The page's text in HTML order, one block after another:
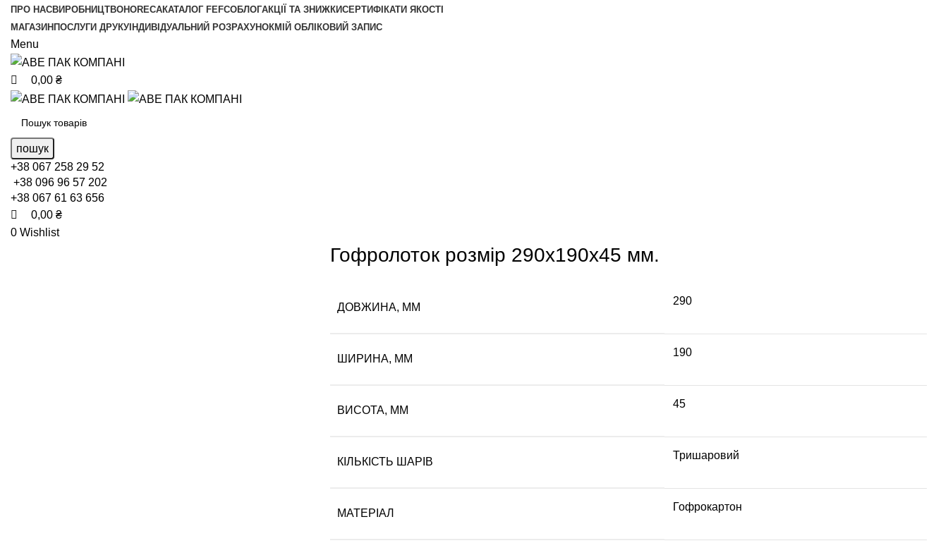
ПРО НАСВИРОБНИЦТВОHORECAКАТАЛОГ FEFCOБЛОГАКЦІЇ ТА ЗНИЖКИСЕРТИФІКАТИ ЯКОСТІ
МАГАЗИН ПОСЛУГИ ДРУКУ ІНДИВІДУАЛЬНИЙ РОЗРАХУНОКМІЙ ОБЛІКОВИЙ ЗАПИС
Menu
0,00 ₴
пошук
+38 067 258 29 52
+38 096 96 57 202
+38 067 61 63 656
0,00 ₴
0 Wishlist
Гофролоток розмір 290х190х45 мм.
ДОВЖИНА, ММ
290
ШИРИНА, ММ
190
ВИСОТА, ММ
45
КІЛЬКІСТЬ ШАРІВ
Тришаровий
МАТЕРІАЛ
Гофрокартон